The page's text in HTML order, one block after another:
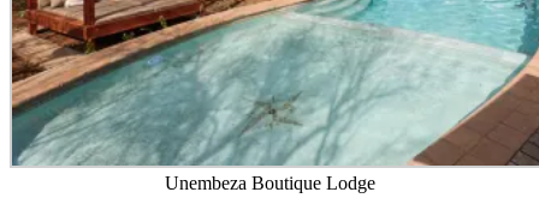
Unembeza Boutique Lodge